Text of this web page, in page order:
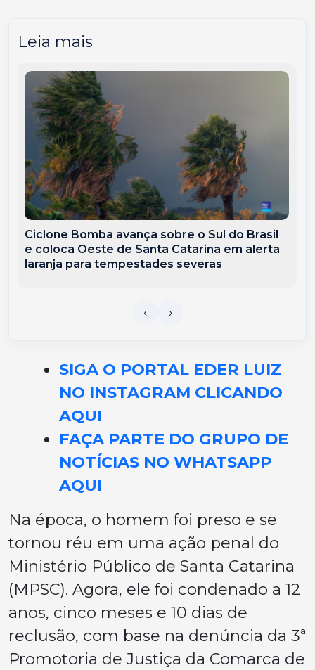
Leia mais
Ciclone Bomba avança sobre o Sul do Brasil
e coloca Oeste de Santa Catarina em alerta
laranja para tempestades severas
SIGA O PORTAL EDER LUIZ
NO INSTAGRAM CLICANDO
AQUI
FAÇA PARTE DO GRUPO DE
NOTÍCIAS NO WHATSAPP
AQUI
Na época, o homem foi preso e se
tornou réu em uma ação penal do
Ministério Público de Santa Catarina
(MPSC). Agora, ele foi condenado a 12
anos, cinco meses e 10 dias de
reclusão, com base na denúncia da 3ª
Promotoria de Justiça da Comarca de